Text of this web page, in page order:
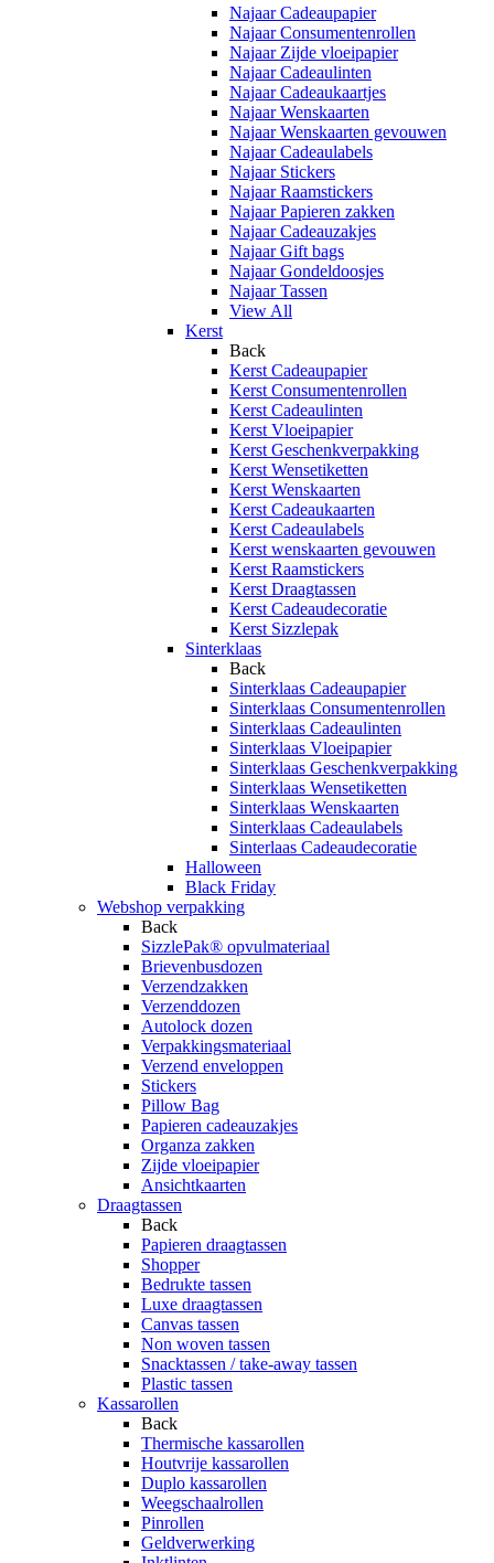
Najaar Cadeaupapier
Najaar Consumentenrollen
Najaar Zijde vloeipapier
Najaar Cadeaulinten
Najaar Cadeaukaartjes
Najaar Wenskaarten
Najaar Wenskaarten gevouwen
Najaar Cadeaulabels
Najaar Stickers
Najaar Raamstickers
Najaar Papieren zakken
Najaar Cadeauzakjes
Najaar Gift bags
Najaar Gondeldoosjes
Najaar Tassen
View All
Kerst
Back
Kerst Cadeaupapier
Kerst Consumentenrollen
Kerst Cadeaulinten
Kerst Vloeipapier
Kerst Geschenkverpakking
Kerst Wensetiketten
Kerst Wenskaarten
Kerst Cadeaukaarten
Kerst Cadeaulabels
Kerst wenskaarten gevouwen
Kerst Raamstickers
Kerst Draagtassen
Kerst Cadeaudecoratie
Kerst Sizzlepak
Sinterklaas
Back
Sinterklaas Cadeaupapier
Sinterklaas Consumentenrollen
Sinterklaas Cadeaulinten
Sinterklaas Vloeipapier
Sinterklaas Geschenkverpakking
Sinterklaas Wensetiketten
Sinterklaas Wenskaarten
Sinterklaas Cadeaulabels
Sinterlaas Cadeaudecoratie
Halloween
Black Friday
Webshop verpakking
Back
SizzlePak® opvulmateriaal
Brievenbusdozen
Verzendzakken
Verzenddozen
Autolock dozen
Verpakkingsmateriaal
Verzend enveloppen
Stickers
Pillow Bag
Papieren cadeauzakjes
Organza zakken
Zijde vloeipapier
Ansichtkaarten
Draagtassen
Back
Papieren draagtassen
Shopper
Bedrukte tassen
Luxe draagtassen
Canvas tassen
Non woven tassen
Snacktassen / take-away tassen
Plastic tassen
Kassarollen
Back
Thermische kassarollen
Houtvrije kassarollen
Duplo kassarollen
Weegschaalrollen
Pinrollen
Geldverwerking